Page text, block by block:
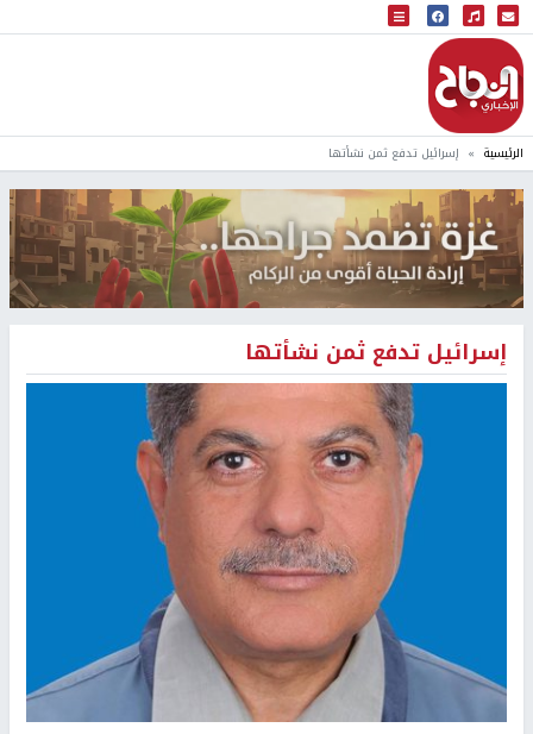
البث المباشر
إذاعة النجاح
الرئيسية إسرائيل تدفع ثمن نشأتها
إسرائيل تدفع ثمن نشأتها